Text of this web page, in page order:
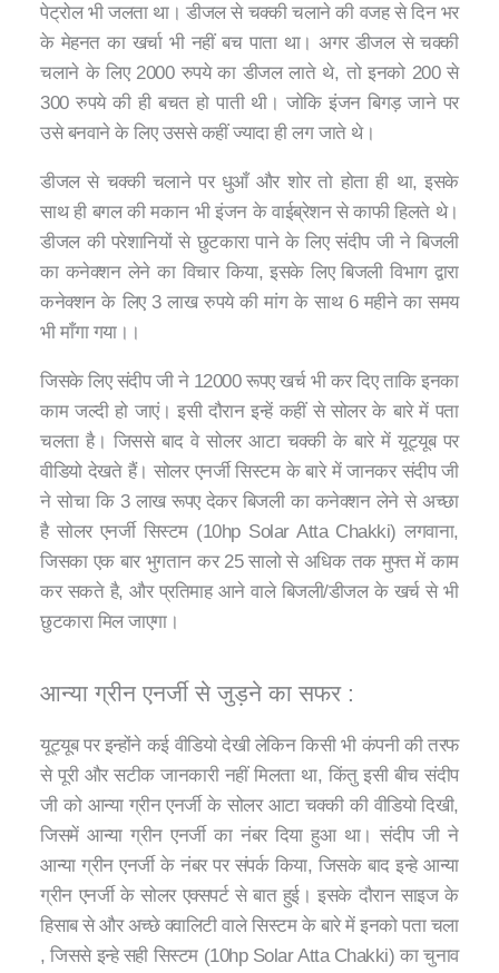
पेट्रोल भी जलता था। डीजल से चक्की चलाने की वजह से दिन भर
के मेहनत का खर्चा भी नहीं बच पाता था। अगर डीजल से चक्की
चलाने के लिए 2000 रुपये का डीजल लाते थे, तो इनको 200 से
300 रुपये की ही बचत हो पाती थी। जोकि इंजन बिगड़ जाने पर
उसे बनवाने के लिए उससे कहीं ज्यादा ही लग जाते थे।
डीजल से चक्की चलाने पर धुआँ और शोर तो होता ही था, इसके
साथ ही बगल की मकान भी इंजन के वाईब्रेशन से काफी हिलते थे।
डीजल की परेशानियों से छुटकारा पाने के लिए संदीप जी ने बिजली
का कनेक्शन लेने का विचार किया, इसके लिए बिजली विभाग द्वारा
कनेक्शन के लिए 3 लाख रुपये की मांग के साथ 6 महीने का समय
भी माँगा गया।।
जिसके लिए संदीप जी ने 12000 रूपए खर्च भी कर दिए ताकि इनका
काम जल्दी हो जाएं। इसी दौरान इन्हें कहीं से सोलर के बारे में पता
चलता है। जिससे बाद वे सोलर आटा चक्की के बारे में यूट्यूब पर
वीडियो देखते हैं। सोलर एनर्जी सिस्टम के बारे में जानकर संदीप जी
ने सोचा कि 3 लाख रूपए देकर बिजली का कनेक्शन लेने से अच्छा
है सोलर एनर्जी सिस्टम (10hp Solar Atta Chakki) लगवाना,
जिसका एक बार भुगतान कर 25 सालो से अधिक तक मुफ्त में काम
कर सकते है, और प्रतिमाह आने वाले बिजली/डीजल के खर्च से भी
छुटकारा मिल जाएगा।
आन्या ग्रीन एनर्जी से जुड़ने का सफर :
यूट्यूब पर इन्होंने कई वीडियो देखी लेकिन किसी भी कंपनी की तरफ
से पूरी और सटीक जानकारी नहीं मिलता था, किंतु इसी बीच संदीप
जी को आन्या ग्रीन एनर्जी के सोलर आटा चक्की की वीडियो दिखी,
जिसमें आन्या ग्रीन एनर्जी का नंबर दिया हुआ था। संदीप जी ने
आन्या ग्रीन एनर्जी के नंबर पर संपर्क किया, जिसके बाद इन्हे आन्या
ग्रीन एनर्जी के सोलर एक्सपर्ट से बात हुई। इसके दौरान साइज के
हिसाब से और अच्छे क्वालिटी वाले सिस्टम के बारे में इनको पता चला
, जिससे इन्हे सही सिस्टम (10hp Solar Atta Chakki) का चुनाव